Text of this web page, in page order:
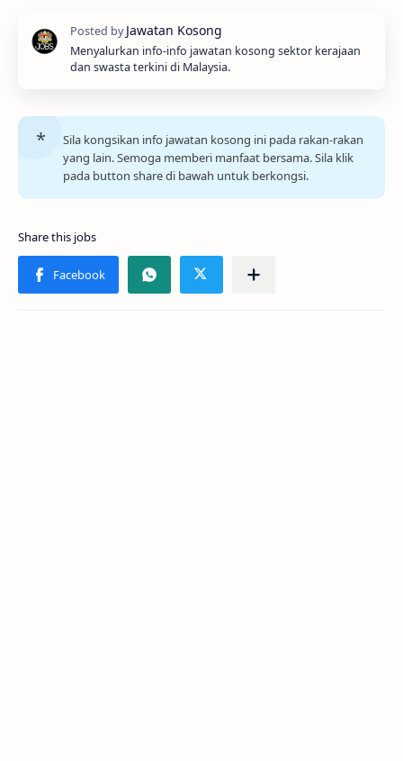
Menyalurkan info-info jawatan kosong sektor kerajaan
dan swasta terkini di Malaysia.
Sila kongsikan info jawatan kosong ini pada rakan-rakan
yang lain. Semoga memberi manfaat bersama. Sila klik
pada button share di bawah untuk berkongsi.